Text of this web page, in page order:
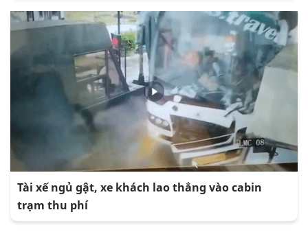
Tài xế ngủ gật, xe khách lao thẳng vào cabin
trạm thu phí